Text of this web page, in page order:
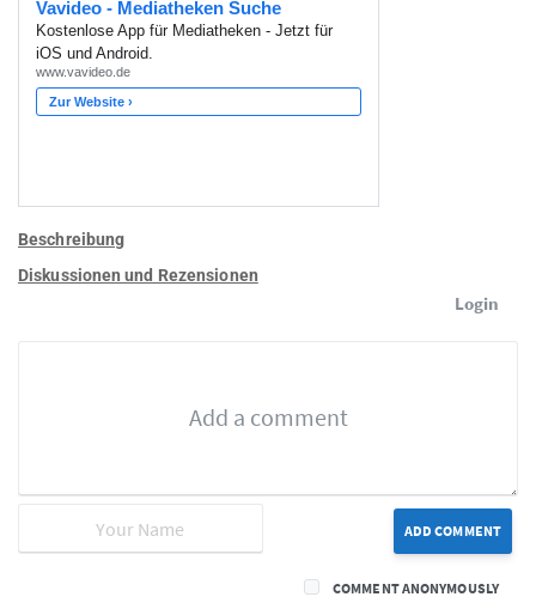
Beschreibung
Diskussionen und Rezensionen
Login
ADD COMMENT
COMMENT ANONYMOUSLY